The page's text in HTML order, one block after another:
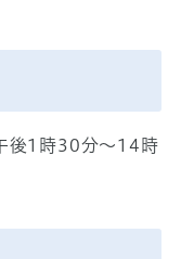
後1時30分～14時